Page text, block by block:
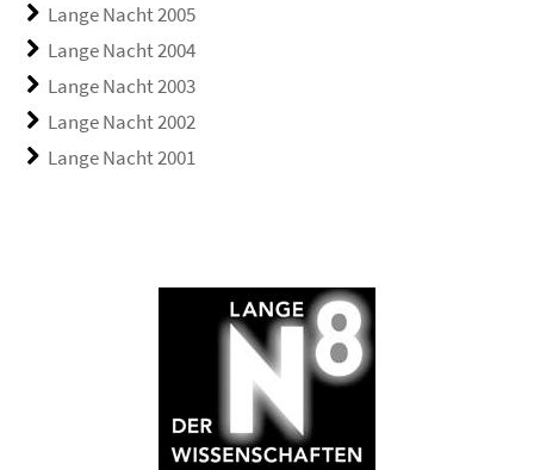
Lange Nacht 2005
Lange Nacht 2004
Lange Nacht 2003
Lange Nacht 2002
Lange Nacht 2001